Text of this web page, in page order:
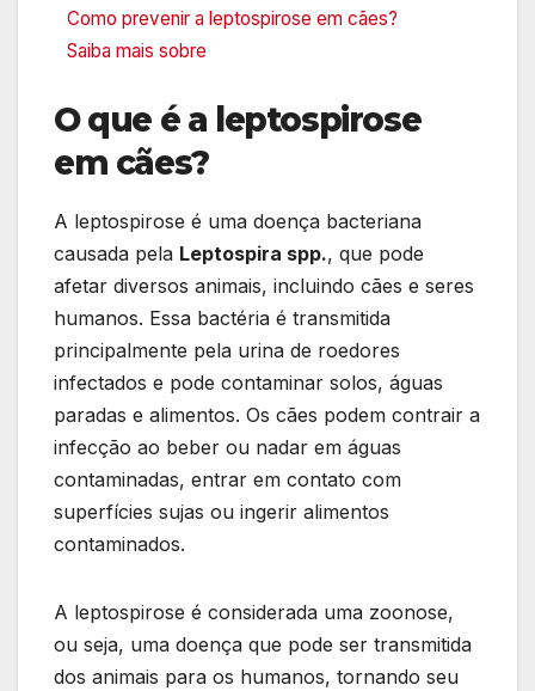
Como prevenir a leptospirose em cães?
Saiba mais sobre
O que é a leptospirose
em cães?
A leptospirose é uma doença bacteriana
causada pela Leptospira spp., que pode
afetar diversos animais, incluindo cães e seres
humanos. Essa bactéria é transmitida
principalmente pela urina de roedores
infectados e pode contaminar solos, águas
paradas e alimentos. Os cães podem contrair a
infecção ao beber ou nadar em águas
contaminadas, entrar em contato com
superfícies sujas ou ingerir alimentos
contaminados.
A leptospirose é considerada uma zoonose,
ou seja, uma doença que pode ser transmitida
dos animais para os humanos, tornando seu